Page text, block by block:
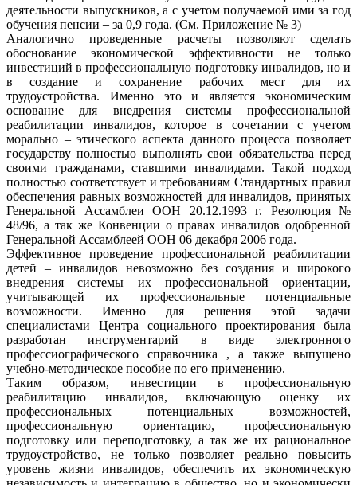
деятельности выпускников, а с учетом получаемой ими за год
обучения пенсии – за 0,9 года. (См. Приложение № 3)
Аналогично проведенные расчеты позволяют сделать
обоснование экономической эффективности не только
инвестиций в профессиональную подготовку инвалидов, но и
в создание и сохранение рабочих мест для их
трудоустройства. Именно это и является экономическим
основание для внедрения системы профессиональной
реабилитации инвалидов, которое в сочетании с учетом
морально – этического аспекта данного процесса позволяет
государству полностью выполнять свои обязательства перед
своими гражданами, ставшими инвалидами. Такой подход
полностью соответствует и требованиям Стандартных правил
обеспечения равных возможностей для инвалидов, принятых
Генеральной Ассамблеи ООН 20.12.1993 г. Резолюция №
48/96, а так же Конвенции о правах инвалидов одобренной
Генеральной Ассамблеей ООН 06 декабря 2006 года.
Эффективное проведение профессиональной реабилитации
детей – инвалидов невозможно без создания и широкого
внедрения системы их профессиональной ориентации,
учитывающей их профессиональные потенциальные
возможности. Именно для решения этой задачи
специалистами Центра социального проектирования была
разработан инструментарий в виде электронного
профессиографического справочника , а также выпущено
учебно-методическое пособие по его применению.
Таким образом, инвестиции в профессиональную
реабилитацию инвалидов, включающую оценку их
профессиональных потенциальных возможностей,
профессиональную ориентацию, профессиональную
подготовку или переподготовку, а так же их рациональное
трудоустройство, не только позволяет реально повысить
уровень жизни инвалидов, обеспечить их экономическую